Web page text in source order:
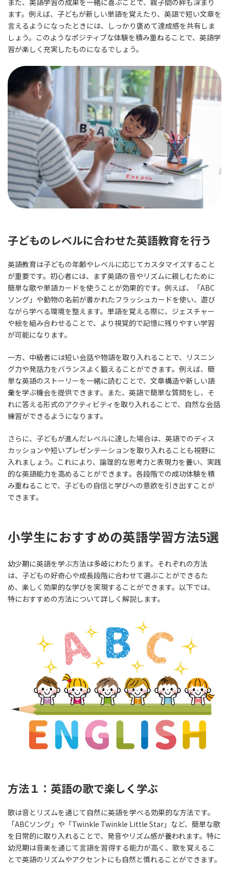
また、英語学習の成果を一緒に喜ぶことで、親子間の絆も深まり
ます。例えば、子どもが新しい単語を覚えたり、英語で短い文章を
言えるようになったときには、しっかり褒めて達成感を共有しま
しょう。このようなポジティブな体験を積み重ねることで、英語学
習が楽しく充実したものになるでしょう。
子どものレベルに合わせた英語教育を行う
英語教育は子どもの年齢やレベルに応じてカスタマイズすること
が重要です。初心者には、まず英語の音やリズムに親しむために
簡単な歌や単語カードを使うことが効果的です。例えば、「ABC
ソング」や動物の名前が書かれたフラッシュカードを使い、遊び
ながら学べる環境を整えます。単語を覚える際に、ジェスチャー
や絵を組み合わせることで、より視覚的で記憶に残りやすい学習
が可能になります。
一方、中級者には短い会話や物語を取り入れることで、リスニン
グ力や発話力をバランスよく鍛えることができます。例えば、簡
単な英語のストーリーを一緒に読むことで、文章構造や新しい語
彙を学ぶ機会を提供できます。また、英語で簡単な質問をし、そ
れに答える形式のアクティビティを取り入れることで、自然な会話
練習ができるようになります。
さらに、子どもが進んだレベルに達した場合は、英語でのディス
カッションや短いプレゼンテーションを取り入れることも視野に
入れましょう。これにより、論理的な思考力と表現力を養い、実践
的な英語能力を高めることができます。各段階での成功体験を積
み重ねることで、子どもの自信と学びへの意欲を引き出すことが
できます。
小学生におすすめの英語学習方法5選
幼少期に英語を学ぶ方法は多岐にわたります。それぞれの方法
は、子どもの好奇心や成長段階に合わせて選ぶことができるた
め、楽しく効果的な学びを実現することができます。以下では、
特におすすめの方法について詳しく解説します。
方法１：英語の歌で楽しく学ぶ
歌は音とリズムを通じて自然に英語を学べる効果的な方法です。
「ABCソング」や「Twinkle Twinkle Little Star」など、簡単な歌
を日常的に取り入れることで、発音やリズム感が養われます。特に
幼児期は音楽を通じて言語を習得する能力が高く、歌を覚えるこ
とで英語のリズムやアクセントにも自然と慣れることができます。